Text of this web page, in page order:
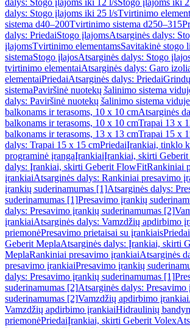
dalys: Stogo įlajoms iki 12 l/sStogo įlajoms iki
dalys: Stogo įlajoms iki 25 l/sTvirtinimo
sistema d40–200Tvirtinimo sistema d250–315
dalys: PriedaiStogo įlajomsAtsarginės dalys:
įlajomsTvirtinimo elementamsSavitakinė stogo
sistemaStogo įlajosAtsarginės dalys: Stogo
tvirtinimo elementaiAtsarginės dalys: Garo
elementaiPriedaiAtsarginės dalys: Priedai
sistemaPaviršinė nuotekų šalinimo sistema
dalys: Paviršinė nuotekų šalinimo sistema
balkonams ir terasoms, 10 x 10 cmAtsarginės
balkonams ir terasoms, 10 x 10 cmTrapai 13 x
balkonams ir terasoms, 13 x 13 cmTrapai 15 x
dalys: Trapai 15 x 15 cmPriedaiĮrankiai, tinklo
programinė įrangaĮrankiaiĮrankiai, skirti
dalys: Įrankiai, skirti Geberit FlowFitRankiniai
įrankiaiAtsarginės dalys: Rankiniai presavimo
įrankių suderinamumas [1]Atsarginės dalys:
suderinamumas [1]Presavimo įrankių
dalys: Presavimo įrankių suderinamumas [2]
įrankiaiAtsarginės dalys: Vamzdžių apdirbimo
priemonėPresavimo prietaisai su įrankiaisPriedai
Geberit MeplaAtsarginės dalys: Įrankiai, skirti
MeplaRankiniai presavimo įrankiaiAtsarginės
presavimo įrankiaiPresavimo įrankių
dalys: Presavimo įrankių suderinamumas [1]
suderinamumas [2]Atsarginės dalys: Presavimo
suderinamumas [2]Vamzdžių apdirbimo įrankiai
Vamzdžių apdirbimo įrankiaiHidraulinių
priemonėPriedaiĮrankiai, skirti Geberit Volex